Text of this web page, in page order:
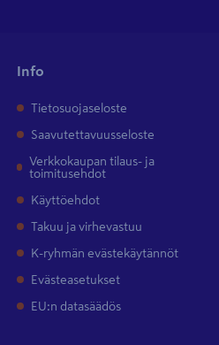
Info
Tietosuojaseloste
Saavutettavuusseloste
Verkkokaupan tilaus- ja
toimitusehdot
Käyttöehdot
Takuu ja virhevastuu
K-ryhmän evästekäytännöt
Evästeasetukset
EU:n datasäädös